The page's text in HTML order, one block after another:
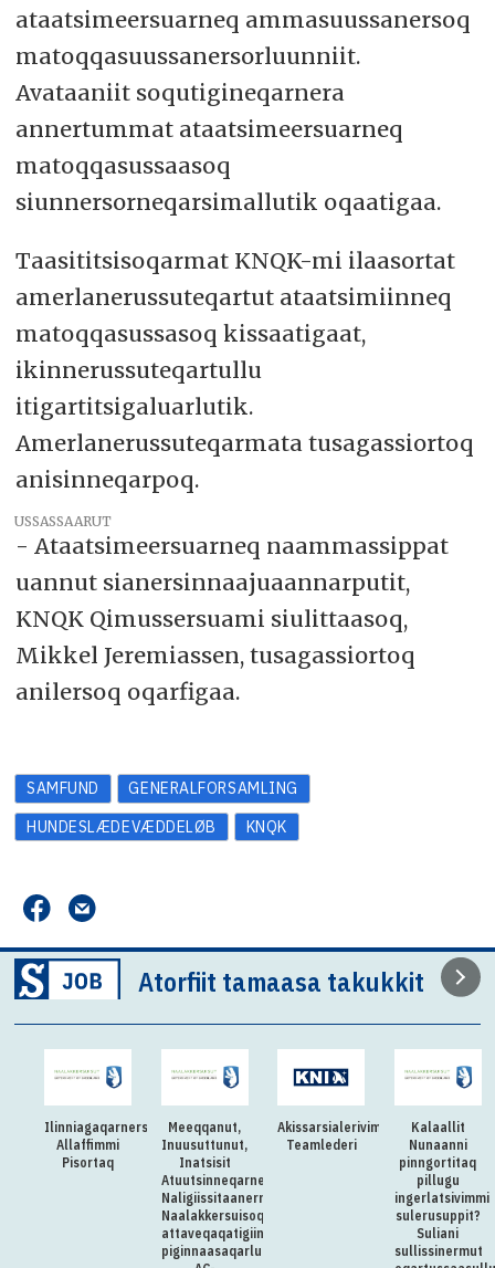
ataatsimeersuarneq ammasuussanersoq
matoqqasuussanersorluunniit.
Avataaniit soqutigineqarnera
annertummat ataatsimeersuarneq
matoqqasussaasoq
siunnersorneqarsimallutik oqaatigaa.
Taasititsisoqarmat KNQK-mi ilaasortat
amerlanerussuteqartut ataatsimiinneq
matoqqasussasoq kissaatigaat,
ikinnerussuteqartullu
itigartitsigaluarlutik.
Amerlanerussuteqarmata tusagassiortoq
anisinneqarpoq.
USSASSAARUT
- Ataatsimeersuarneq naammassippat
uannut sianersinnaajuaannarputit,
KNQK Qimussersuami siulittaasoq,
Mikkel Jeremiassen, tusagassiortoq
anilersoq oqarfigaa.
SAMFUND
GENERALFORSAMLING
HUNDESLÆDEVÆDDELØB
KNQK
Atorfiit tamaasa takukkit
Ilinniagaqarnersiuteqartitsivimmi
Allaffimmi
Pisortaq
Meeqqanut,
Inuusuttunut,
Inatsisit
Atuutsinneqarnerannut
Naligiissitaanermullu
Naalakkersuisoqarfik
attaveqaqatigiinnermut
piginnaasaqarluartumik
Akissarsialerivimmi
Teamlederi
Kalaallit
Nunaanni
pinngortitaq
pillugu
ingerlatsivimmi
sulerusuppit?
Suliani
sullissinermut